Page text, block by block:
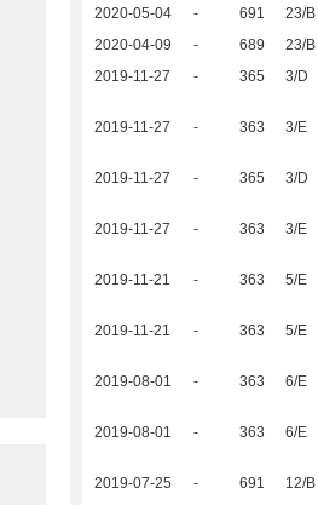
2020-05-04
- 691 23/B
2020-04-09
- 689 23/B
2019-11-27
- 365 3/D
2019-11-27
- 363 3/E
2019-11-27
- 365 3/D
2019-11-27
- 363 3/E
2019-11-21
- 363 5/E
2019-11-21
- 363 5/E
2019-08-01
- 363 6/E
2019-08-01
- 363 6/E
2019-07-25
- 691 12/B